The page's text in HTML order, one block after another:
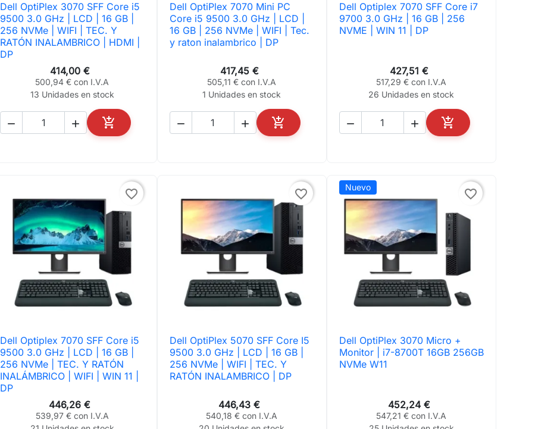
 Vista rápida
Dell OptiPlex 3070 SFF Core i5
9500 3.0 GHz | LCD | 16 GB |
256 NVMe | WIFI | TEC. Y
RATÓN INALAMBRICO | HDMI |
DP
414,00 €
500,94 € con I.V.A
13 Unidades en stock
  
AÑADIR AL CARRITO
 Vista rápida
Dell OptiPlex 7070 Mini PC
Core i5 9500 3.0 GHz | LCD |
16 GB | 256 NVMe | WIFI | Tec.
y raton inalambrico | DP
417,45 €
505,11 € con I.V.A
1 Unidades en stock
  
AÑADIR AL CARRITO
 Vista rápida
Dell Optiplex 7070 SFF Core i7
9700 3.0 GHz | 16 GB | 256
NVME | WIN 11 | DP
427,51 €
517,29 € con I.V.A
26 Unidades en stock
  
AÑADIR AL CARRITO
favorite_border
 Vista rápida
Dell Optiplex 7070 SFF Core i5
9500 3.0 GHz | LCD | 16 GB |
256 NVMe | TEC. Y RATÓN
INALÁMBRICO | WIFI | WIN 11 |
DP
446,26 €
539,97 € con I.V.A
favorite_border
 Vista rápida
Dell OptiPlex 5070 SFF Core I5
9500 3.0 GHz | LCD | 16 GB |
256 NVMe | WIFI | TEC. Y
RATÓN INALAMBRICO | DP
446,43 €
540,18 € con I.V.A
Nuevo favorite_border
 Vista rápida
Dell OptiPlex 3070 Micro +
Monitor | i7-8700T 16GB 256GB
NVMe W11
452,24 €
547,21 € con I.V.A